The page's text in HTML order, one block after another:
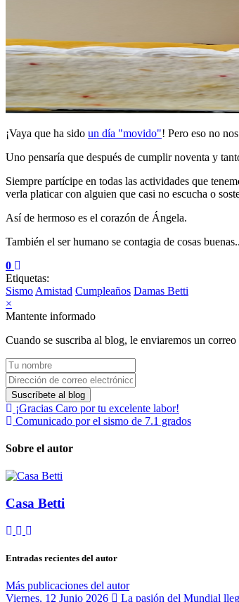
¡Vaya que ha sido un día "movido"! Pero eso no
Uno pensaría que después de cumplir noventa y
Siempre partícipe en todas las actividades que
verla platicar con alguien que casi no escucha o
Así de hermoso es el corazón de Ángela.
También el ser humano se contagia de cosas
0
Etiquetas:
Sismo Amistad Cumpleaños Damas Betti
×
Mantente informado
Cuando se suscriba al blog, le enviaremos un
Tu nombre
Dirección de correo electrónico
Suscríbete al blog
¡Gracias Caro por tu excelente labor!
Comunicado por el sismo de 7.1 grados
Sobre el autor
Casa Betti
Suscribirse a las actualizaciones
Cancelar la suscripción a las actualizaciones del
Entradas recientes del autor
Más publicaciones del autor
Viernes, 12 Junio 2026
La pasión del Mundial